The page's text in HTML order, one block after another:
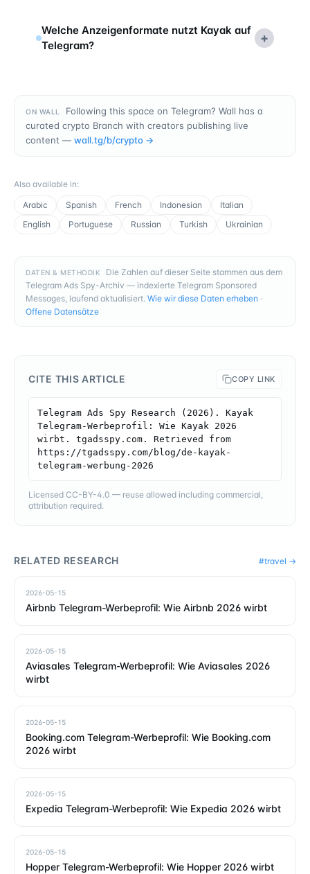
Welche Anzeigenformate nutzt Kayak auf
Telegram?
+
ON WALL
Following this space on Telegram? Wall has a
curated crypto Branch with creators publishing live
content — wall.tg/b/crypto →
Also available in:
Arabic
Spanish French Indonesian
Italian
English
Portuguese Russian Turkish Ukrainian
DATEN & METHODIK
Die Zahlen auf dieser Seite stammen aus dem
Telegram Ads Spy-Archiv — indexierte Telegram Sponsored
Messages, laufend aktualisiert. Wie wir diese Daten erheben ·
Offene Datensätze
CITE THIS ARTICLE COPY LINK
Telegram Ads Spy Research (2026). Kayak
Telegram-Werbeprofil: Wie Kayak 2026
wirbt. tgadsspy.com. Retrieved from
https://tgadsspy.com/blog/de-kayak-
telegram-werbung-2026
Licensed CC-BY-4.0 — reuse allowed including commercial,
attribution required.
RELATED RESEARCH #travel →
2026-05-15
Airbnb Telegram-Werbeprofil: Wie Airbnb 2026 wirbt
2026-05-15
Aviasales Telegram-Werbeprofil: Wie Aviasales 2026
wirbt
2026-05-15
Booking.com Telegram-Werbeprofil: Wie Booking.com
2026 wirbt
2026-05-15
Expedia Telegram-Werbeprofil: Wie Expedia 2026 wirbt
2026-05-15
Hopper Telegram-Werbeprofil: Wie Hopper 2026 wirbt